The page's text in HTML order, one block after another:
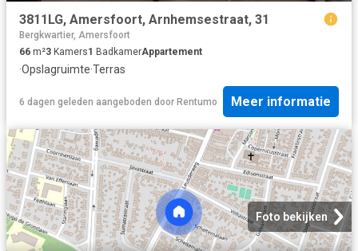
3811LG, Amersfoort, Arnhemsestraat, 31
Bergkwartier, Amersfoort
66 m²3 Kamers1 BadkamerAppartement
·Opslagruimte·Terras
6 dagen geleden aangeboden door Rentumo Meer informatie
Foto bekijken